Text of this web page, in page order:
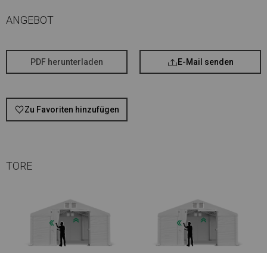
ANGEBOT
PDF herunterladen E-Mail senden
Zu Favoriten hinzufügen
TORE